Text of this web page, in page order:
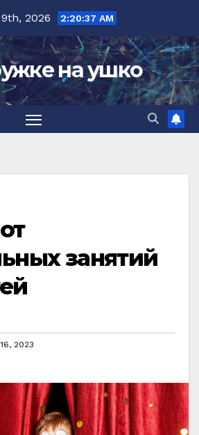
2026 2:20:38 AM
на ушко
занятий
2023